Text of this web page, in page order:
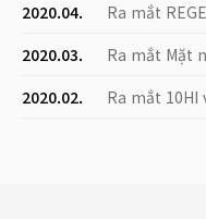
2020.04.
Ra mắt
2020.03.
Ra mắt Mặt
2020.02.
Ra mắt 10HI